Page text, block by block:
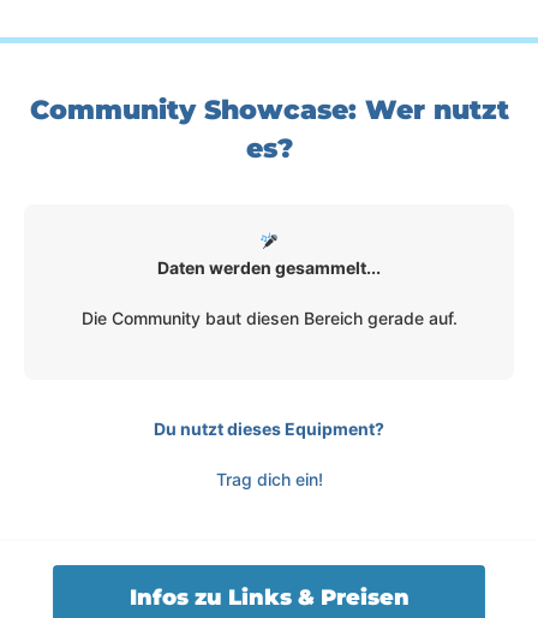
Community Showcase: Wer nutzt
es?
Daten werden gesammelt...
Die Community baut diesen Bereich gerade auf.
Du nutzt dieses Equipment?
Trag dich ein!
Infos zu Links & Preisen